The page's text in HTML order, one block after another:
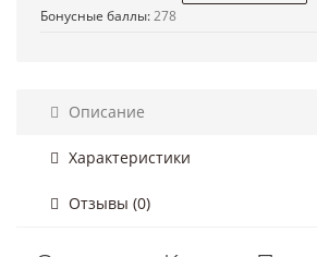
Бонусные баллы: 278
Описание
Характеристики
Отзывы (0)